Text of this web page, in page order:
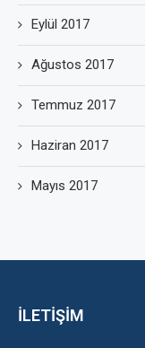
Eylül 2017
Ağustos 2017
Temmuz 2017
Haziran 2017
Mayıs 2017
İLETİŞİM